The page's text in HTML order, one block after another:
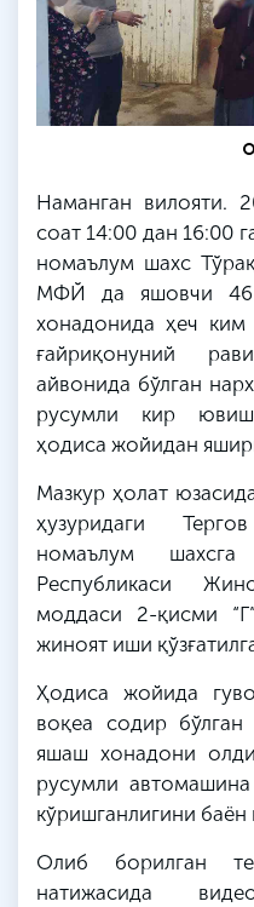
Наманган вилояти.
соат 14:00 дан 16:00
номаълум шахс
МФЙ
да яшовчи
хонадонида ҳеч ким
ғайриқонуний
айвонида бўлган
русумли кир
ҳодиса жойидан
Мазкур ҳолат
ҳузуридаги
номаълум шахсга
Республикаси
моддаси 2-қисми “Г
жиноят иши
Ҳодиса жойида
воқеа содир бўлган
яшаш хонадони
русумли
кўришганлигини баён
Олиб борилган
натижасида